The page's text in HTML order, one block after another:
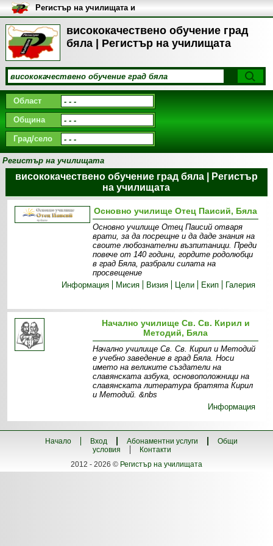
висококачествено обучение град
бяла | Регистър на училищата
Регистър на училищата и
университетите в България
Област
Община
Град/село
Регистър на училищата
висококачествено обучение град бяла | Регистър
на училищата
Основно училище Отец Паисий, Бяла
Основно училище Отец Паисий отваря
врати, за да посрещне и да даде знания на
своите любознателни възпитаници. Преди
повече от 140 години, гордите родолюбци
в град Бяла, разбрали силата на
просвещение
Информация
Мисия Визия Цели Екип Галерия
Начално училище Св. Св. Кирил и
Методий, Бяла
Начално училище Св. Св. Кирил и Методий
е учебно заведение в град Бяла. Носи
името на великите създатели на
славянската азбука, основоположници на
славянската литература братята Кирил
и Методий. &nbs
Информация
Начало Вход Абонаментни услуги
Общи
условия
Контакти
2012 - 2026 © Регистър на училищата